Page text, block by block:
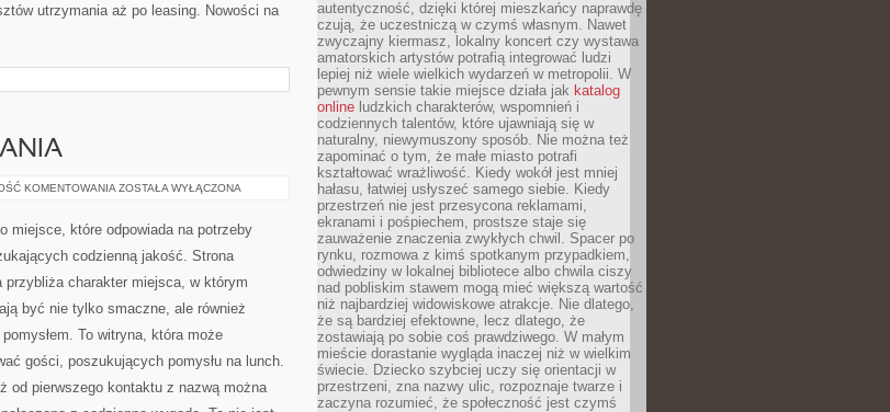
utrzymania aż po leasing. Nowości na
KOMENTOWANIA TECHNIKI
ZOSTAŁA WYŁĄCZONA
miejsce, które odpowiada na potrzeby
codzienną jakość. Strona
przybliża charakter miejsca, w którym
być nie tylko smaczne, ale również
To witryna, która może
gości, poszukujących pomysłu na lunch.
od pierwszego kontaktu z nazwą można
autentyczność, dzięki której mieszkańcy naprawdę
czują, że uczestniczą w czymś własnym. Nawet
zwyczajny kiermasz, lokalny koncert czy wystawa
amatorskich artystów potrafią integrować ludzi
lepiej niż wiele wielkich wydarzeń w metropolii. W
pewnym sensie takie miejsce działa jak katalog
online ludzkich charakterów, wspomnień i
codziennych talentów, które ujawniają się w
naturalny, niewymuszony sposób. Nie można też
zapominać o tym, że małe miasto potrafi
kształtować wrażliwość. Kiedy wokół jest mniej
hałasu, łatwiej usłyszeć samego siebie. Kiedy
przestrzeń nie jest przesycona reklamami,
ekranami i pośpiechem, prostsze staje się
zauważenie znaczenia zwykłych chwil. Spacer po
rynku, rozmowa z kimś spotkanym przypadkiem,
odwiedziny w lokalnej bibliotece albo chwila ciszy
nad pobliskim stawem mogą mieć większą wartość
niż najbardziej widowiskowe atrakcje. Nie dlatego,
że są bardziej efektowne, lecz dlatego, że
zostawiają po sobie coś prawdziwego. W małym
mieście dorastanie wygląda inaczej niż w wielkim
świecie. Dziecko szybciej uczy się orientacji w
przestrzeni, zna nazwy ulic, rozpoznaje twarze i
zaczyna rozumieć, że społeczność jest czymś